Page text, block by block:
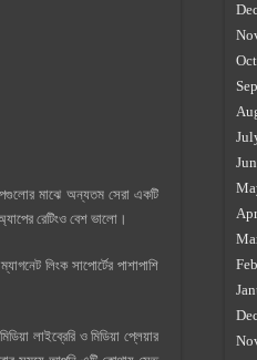
মাঝে অন্যতম সেরা একটি
রেটিংও বেশ ভালো।
লিংক সাপোর্টের পাশাপাশি
লাইব্রেরি ও মিডিয়া প্লেয়ার